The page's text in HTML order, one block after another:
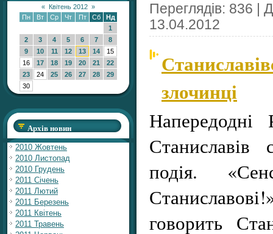
« Квітень 2012 »
Пн
Вт Ср Чт Пт Сб
Нд
1
2
3 4 5 6 7
8
9
10 11 12 13 14
15
16
17 18 19 20 21
22
23
24 25 26 27 28
29
30
Архів новин
2010 Жовтень
2010 Листопад
2010 Грудень
2011 Січень
2011 Лютий
2011 Березень
2011 Квітень
2011 Травень
Переглядів: 836 |
13.04.2012
злочинці
Станиславів
подія.
говорить